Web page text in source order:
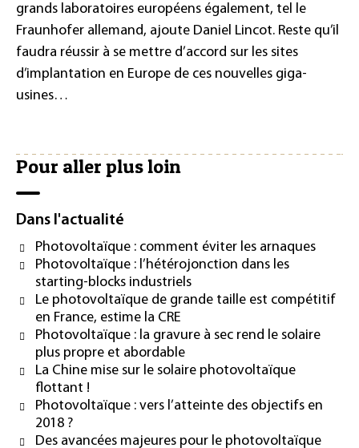
grands laboratoires européens également, tel le
Fraunhofer allemand, ajoute Daniel Lincot. Reste qu’il
faudra réussir à se mettre d’accord sur les sites
d’implantation en Europe de ces nouvelles giga-
usines…
Pour aller plus loin
Dans l'actualité
Photovoltaïque : comment éviter les arnaques
Photovoltaïque : l’hétérojonction dans les
starting-blocks industriels
Le photovoltaïque de grande taille est compétitif
en France, estime la CRE
Photovoltaïque : la gravure à sec rend le solaire
plus propre et abordable
La Chine mise sur le solaire photovoltaïque
flottant !
Photovoltaïque : vers l’atteinte des objectifs en
2018 ?
Des avancées majeures pour le photovoltaïque